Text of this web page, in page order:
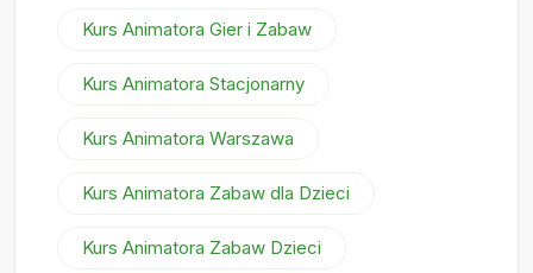
Kurs Animatora Gier i Zabaw
Kurs Animatora Stacjonarny
Kurs Animatora Warszawa
Kurs Animatora Zabaw dla Dzieci
Kurs Animatora Zabaw Dzieci